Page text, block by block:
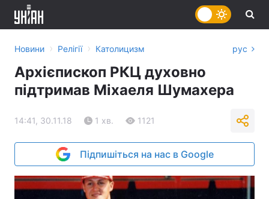
Новини › Релігії › Католицизм рус
Архієпископ РКЦ духовно
підтримав Міхаеля Шумахера
14:41, 30.11.18 1 хв. 1121
Підпишіться на нас в Google